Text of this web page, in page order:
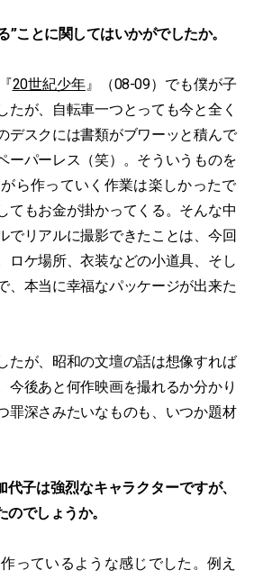
”ことに関してはいかがでしたか。
20世紀少年』（08-09）でも僕が子
たが、自転車一つとっても今と全く
デスクには書類がブワーッと積んで
ーパーレス（笑）。そういうものを
ら作っていく作業は楽しかったで
てもお金が掛かってくる。そんな中
でリアルに撮影できたことは、今回
ロケ場所、衣装などの小道具、そし
、本当に幸福なパッケージが出来た
たが、昭和の文壇の話は想像すれば
今後あと何作映画を撮れるか分かり
罪深さみたいなものも、いつか題材
子は強烈なキャラクターですが、
でしょうか。
っているような感じでした。例え